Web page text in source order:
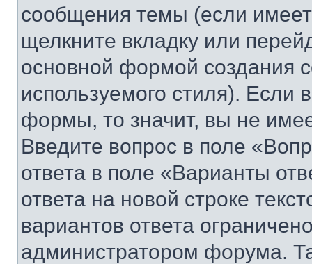
сообщения темы (если
щелкните вкладку или
основной формой создания
используемого стиля). Если
формы, то значит, вы не
Введите вопрос в поле
ответа в поле «Варианты
ответа на новой строке
вариантов ответа
администратором форума.